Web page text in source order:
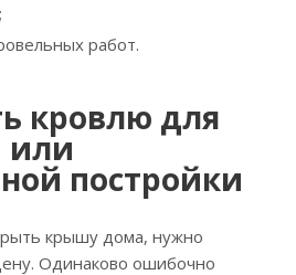
работ.
кровлю для
или
постройки
крышу дома, нужно
Одинаково ошибочно